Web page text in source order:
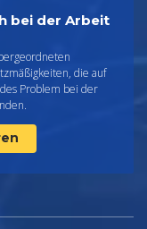
bei der Arbeit
die auf
Problem bei der